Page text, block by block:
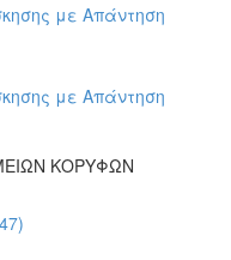
με Απάντηση
με Απάντηση
ΚΟΡΥΦΩΝ